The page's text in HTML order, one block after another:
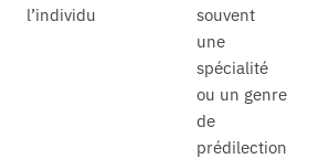
l’individu
souvent
une
spécialité
ou un genre
de
prédilection